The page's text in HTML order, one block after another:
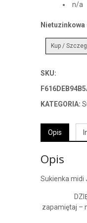
n/a
Kup /
SKU:
KATEGORIA:
Opis
Opis
Sukienka midi
zapamiętaj –